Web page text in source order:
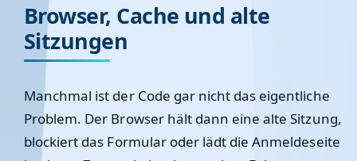
Browser, Cache und alte
Sitzungen
Manchmal ist der Code gar nicht das eigentliche
Problem. Der Browser hält dann eine alte Sitzung,
blockiert das Formular oder lädt die Anmeldeseite